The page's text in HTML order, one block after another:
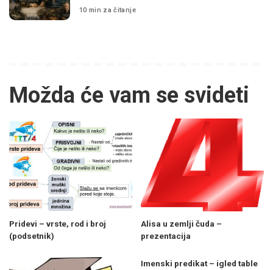
10 min za čitanje
Možda će vam se svideti
Pridevi – vrste, rod i broj
(podsetnik)
Alisa u zemlji čuda –
prezentacija
Imenski predikat – igled table